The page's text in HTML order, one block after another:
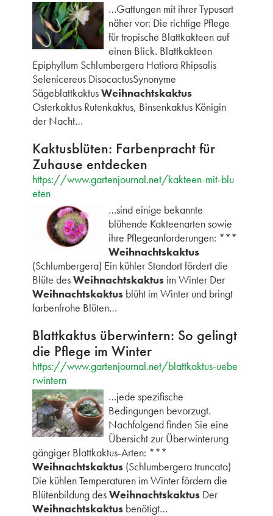
…Gattungen mit ihrer Typusart
näher vor: Die richtige Pflege
für tropische Blattkakteen auf
einen Blick. Blattkakteen
Epiphyllum Schlumbergera Hatiora Rhipsalis
Selenicereus DisocactusSynonyme
SägeblattkaktusWeihnachtskaktus
Osterkaktus Rutenkaktus, Binsenkaktus Königin
der Nacht…
Kaktusblüten: Farbenpracht für
Zuhause entdecken
https://www.gartenjournal.net/kakteen-mit-blu
eten
…sind einige bekannte
blühende Kakteenarten sowie
ihre Pflegeanforderungen: ***
Weihnachtskaktus
(Schlumbergera) Ein kühler Standort fördert die
Blüte desWeihnachtskaktusim Winter Der
Weihnachtskaktusblüht im Winter und bringt
farbenfrohe Blüten…
Blattkaktus überwintern: So gelingt
die Pflege im Winter
https://www.gartenjournal.net/blattkaktus-uebe
rwintern
…jede spezifische
Bedingungen bevorzugt.
Nachfolgend finden Sie eine
Übersicht zur Überwinterung
gängiger Blattkaktus-Arten: ***
Weihnachtskaktus(Schlumbergera truncata)
Die kühlen Temperaturen im Winter fördern die
Blütenbildung desWeihnachtskaktusDer
Weihnachtskaktusbenötigt…